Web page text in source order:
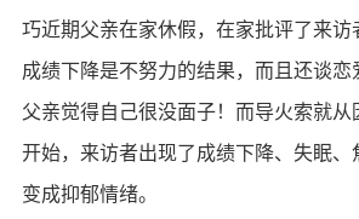
巧近期父亲在家休假，在家批评了来访
成绩下降是不努力的结果，而且还谈恋
父亲觉得自己很没面子！而导火索就从
开始，来访者出现了成绩下降、失眠、
变成抑郁情绪。